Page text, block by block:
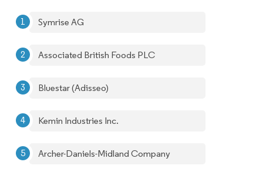
Symrise AG
Associated British Foods PLC
Bluestar (Adisseo)
Kemin Industries Inc.
Archer-Daniels-Midland Company